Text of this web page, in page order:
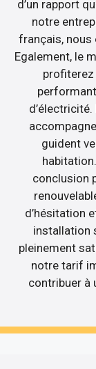
d’un rapport
notre
français,
Egalement, le
profiterez
guident
conclusion
d’hésitation
installation
pleinement
notre tarif
contribuer à